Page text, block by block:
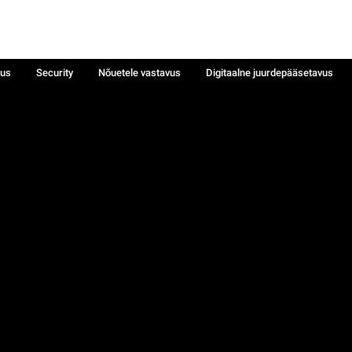
Security Nõuetele vastavus
Digitaalne juurdepääsetavus